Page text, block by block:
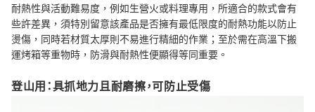
耐熱性與活動難易度，例如生營火或料理專用，所適合的款式會有
些許差異，須特別留意該產品是否擁有最低限度的耐熱功能以防止
燙傷，同時若材質太厚則不易進行精細的作業；至於需在高溫下搬
運烤箱等重物時，防滑與耐熱性便顯得等同重要。
登山用：具抓地力且耐磨擦，可防止受傷